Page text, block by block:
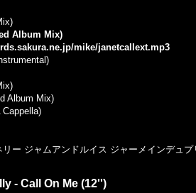
Album Mix)
mike/janetcallext.mp3
Album Mix)
ー ジャムアンドルイス ジャーメインデュ
- Call On Me (12'')